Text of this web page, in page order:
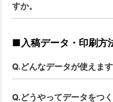
すか。
■入稿データ・印刷方
Q.どんなデータが使えます
Q.どうやってデータをつ